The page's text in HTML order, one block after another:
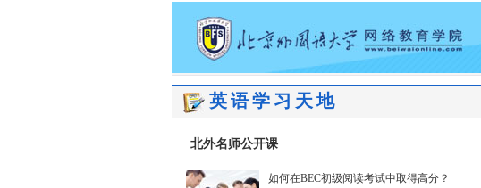
英语学习天地
北外名师公开课
如何在BEC初级阅读考试中取得高分？